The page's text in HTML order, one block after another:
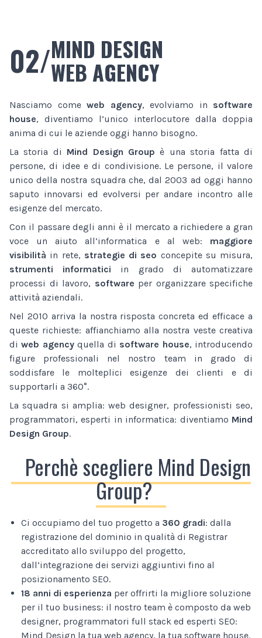
02/MIND DESIGN
WEB AGENCY
Nasciamo come web agency, evolviamo in software
house, diventiamo l’unico interlocutore dalla doppia
anima di cui le aziende oggi hanno bisogno.
La storia di Mind Design Group è una storia fatta di
persone, di idee e di condivisione. Le persone, il valore
unico della nostra squadra che, dal 2003 ad oggi hanno
saputo innovarsi ed evolversi per andare incontro alle
esigenze del mercato.
Con il passare degli anni è il mercato a richiedere a gran
voce un aiuto all’informatica e al web: maggiore
visibilità in rete, strategie di seo concepite su misura,
strumenti informatici in grado di automatizzare
processi di lavoro, software per organizzare specifiche
attività aziendali.
Nel 2010 arriva la nostra risposta concreta ed efficace a
queste richieste: affianchiamo alla nostra veste creativa
diweb agencyquella di software house, introducendo
figure professionali nel nostro team in grado di
soddisfare le molteplici esigenze dei clienti e di
supportarli a 360°.
La squadra si amplia: web designer, professionisti seo,
programmatori, esperti in informatica: diventiamo Mind
Design Group.
Perchè scegliere Mind Design
Group?
Ci occupiamo del tuo progetto a 360 gradi: dalla
registrazione del dominio in qualità di Registrar
accreditato allo sviluppo del progetto,
dall’integrazione dei servizi aggiuntivi fino al
posizionamento SEO.
18 anni di esperienza per offrirti la migliore soluzione
per il tuo business: il nostro team è composto da web
designer, programmatori full stack ed esperti SEO:
Mind Design la tua web agency, la tua software house.